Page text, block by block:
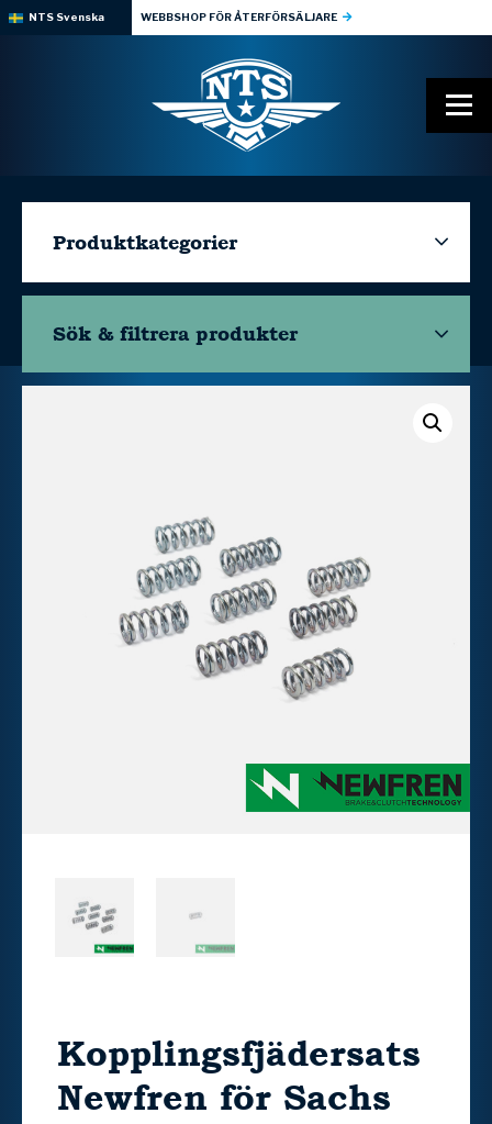
NTS Svenska WEBBSHOP FÖR ÅTERFÖRSÄLJARE
Produktkategorier
Sök & filtrera produkter
Kopplingsfjädersats
Newfren för Sachs